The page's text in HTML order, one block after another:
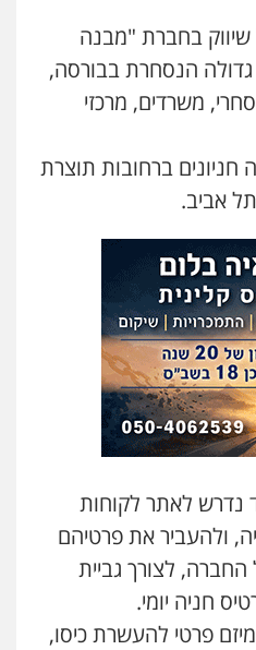
פינקלשטיין
הון חילוט ייעוץ לעורכי דין
וחקירות
חברת עורכי דין
משפחה תעבורה כלכלי
אלטיט
– משרד עורכי דין
פלילי פשיעה כלכלית הלבנת
מנהל שיווק בחברת "מבנה
גדולה הנסחרת בבורסה,
משרדים, מרכזי
חניונים ברחובות תוצרת
אביב.
נדרש לאתר לקוחות
ולהעביר את פרטיהם
לצורך גביית
פרטי להעשרת כיסו,